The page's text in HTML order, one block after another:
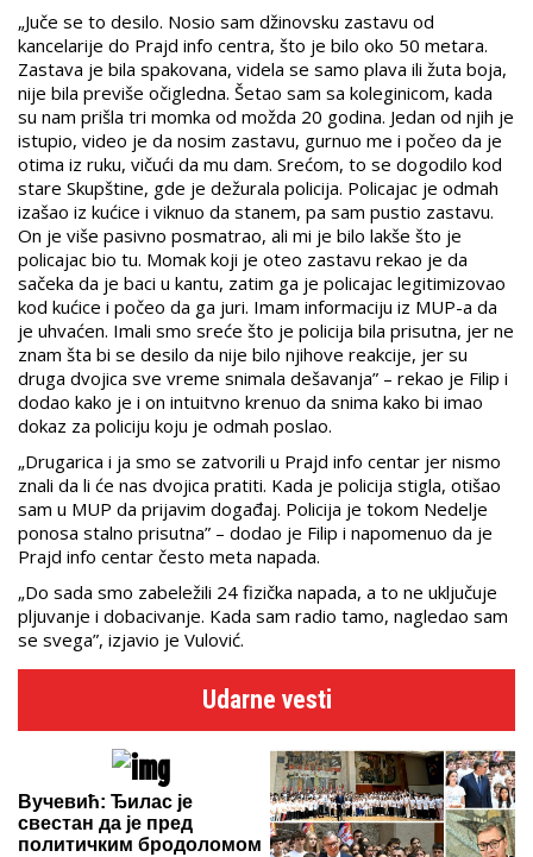
„Juče se to desilo. Nosio sam džinovsku zastavu od
kancelarije do Prajd info centra, što je bilo oko 50 metara.
Zastava je bila spakovana, videla se samo plava ili žuta boja,
nije bila previše očigledna. Šetao sam sa koleginicom, kada
su nam prišla tri momka od možda 20 godina. Jedan od njih je
istupio, video je da nosim zastavu, gurnuo me i počeo da je
otima iz ruku, vičući da mu dam. Srećom, to se dogodilo kod
stare Skupštine, gde je dežurala policija. Policajac je odmah
izašao iz kućice i viknuo da stanem, pa sam pustio zastavu.
On je više pasivno posmatrao, ali mi je bilo lakše što je
policajac bio tu. Momak koji je oteo zastavu rekao je da
sačeka da je baci u kantu, zatim ga je policajac legitimizovao
kod kućice i počeo da ga juri. Imam informaciju iz MUP-a da
je uhvaćen. Imali smo sreće što je policija bila prisutna, jer ne
znam šta bi se desilo da nije bilo njihove reakcije, jer su
druga dvojica sve vreme snimala dešavanja” – rekao je Filip i
dodao kako je i on intuitvno krenuo da snima kako bi imao
dokaz za policiju koju je odmah poslao.
„Drugarica i ja smo se zatvorili u Prajd info centar jer nismo
znali da li će nas dvojica pratiti. Kada je policija stigla, otišao
sam u MUP da prijavim događaj. Policija je tokom Nedelje
ponosa stalno prisutna” – dodao je Filip i napomenuo da je
Prajd info centar često meta napada.
„Do sada smo zabeležili 24 fizička napada, a to ne uključuje
pljuvanje i dobacivanje. Kada sam radio tamo, nagledao sam
se svega”, izjavio je Vulović.
Udarne vesti
Вучевић: Ђилас је
свестан да је пред
политичким бродоломом